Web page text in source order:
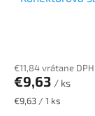
€11,84 vrátane DPH
€9,63 / ks
Jednotková
€9,63 / 1 ks